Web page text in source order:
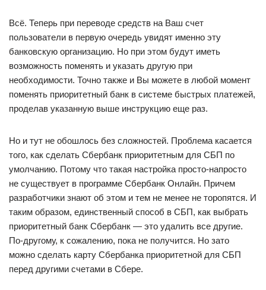
Всё. Теперь при переводе средств на Ваш счет
пользователи в первую очередь увидят именно эту
банковскую организацию. Но при этом будут иметь
возможность поменять и указать другую при
необходимости. Точно также и Вы можете в любой момент
поменять приоритетный банк в системе быстрых платежей,
проделав указанную выше инструкцию еще раз.
Но и тут не обошлось без сложностей. Проблема касается
того, как сделать Сбербанк приоритетным для СБП по
умолчанию. Потому что такая настройка просто-напросто
не существует в программе Сбербанк Онлайн. Причем
разработчики знают об этом и тем не менее не торопятся. И
таким образом, единственный способ в СБП, как выбрать
приоритетный банк Сбербанк — это удалить все другие.
По-другому, к сожалению, пока не получится. Но зато
можно сделать карту Сбербанка приоритетной для СБП
перед другими счетами в Сбере.